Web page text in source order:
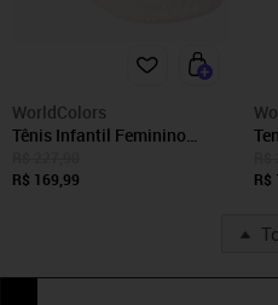
WorldColors
Tênis Infantil Feminino
com Holográfico e Rosa
R$ 169,99
R$